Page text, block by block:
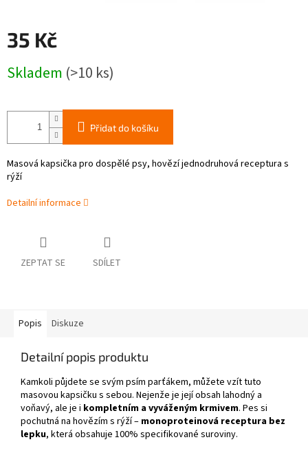
35 Kč
cena:
Skladem (>10 ks)
Přidat do košíku
Masová kapsička pro dospělé psy, hovězí jednodruhová receptura s
rýží
Detailní informace
ZEPTAT SE SDÍLET
Popis Diskuze
Detailní popis produktu
Kamkoli půjdete se svým psím parťákem, můžete vzít tuto
masovou kapsičku s sebou. Nejenže je její obsah lahodný a
voňavý, ale je i kompletním a vyváženým krmivem. Pes si
pochutná na hovězím s rýží – monoproteinová receptura bez
lepku, která obsahuje 100% specifikované suroviny.